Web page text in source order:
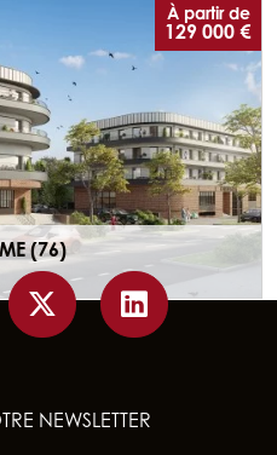
À partir de
129 000 €
(76)
NEWSLETTER